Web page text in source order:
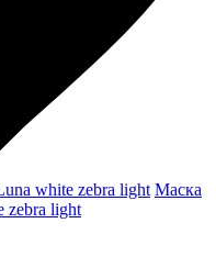
Маска
zebra light